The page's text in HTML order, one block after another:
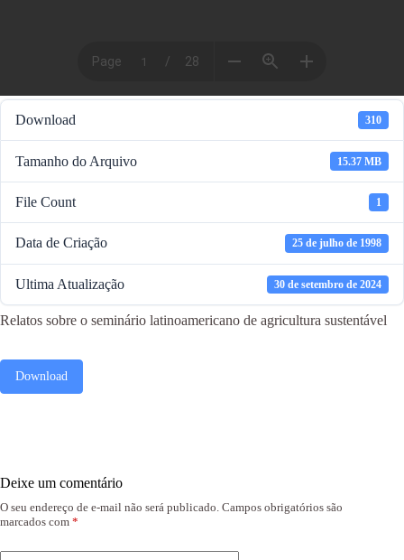
Download 310
Tamanho do Arquivo 15.37 MB
File Count 1
Data de Criação 25 de julho de 1998
Ultima Atualização 30 de setembro de 2024
Relatos sobre o seminário latinoamericano de agricultura sustentável
Download
Deixe um comentário
O seu endereço de e-mail não será publicado. Campos obrigatórios são
marcados com *